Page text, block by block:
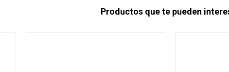
Productos que te pueden